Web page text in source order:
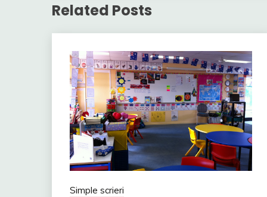
Related Posts
Simple scrieri